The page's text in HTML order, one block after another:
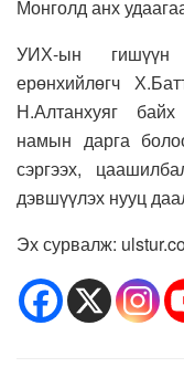
Монголд анх
УИХ-ын гишүүн
ерөнхийлөгч
Н.Алтанхуяг
намын дарга
сэргээх,
дэвшүүлэх нууц
Эх сурвалж: